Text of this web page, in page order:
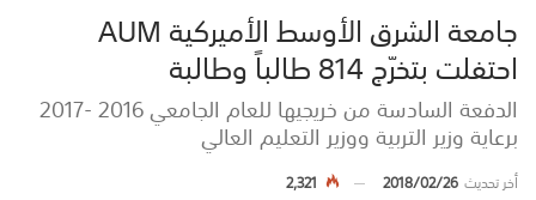
جامعة الشرق الأوسط الأميركية AUM
احتفلت بتخرّج 814 طالباً وطالبة
الدفعة السادسة من خريجيها للعام الجامعي 2016 -2017
برعاية وزير التربية ووزير التعليم العالي
أخر تحديث2018/02/26
2,321